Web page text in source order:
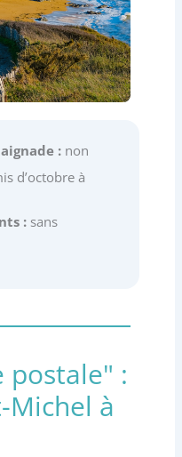
:non
d’octobre à
:sans
postale" :
Michel à